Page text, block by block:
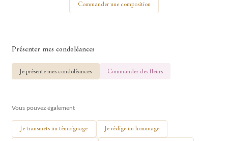
Commander une composition
Présenter mes condoléances
Je présente mes condoléances Commander des fleurs
Vous pouvez également
Je transmets un témoignage Je rédige un hommage